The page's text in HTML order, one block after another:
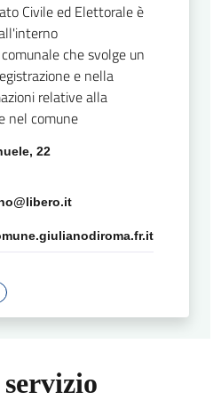
Civile ed Elettorale è
che svolge un
e nella
relative alla
nel comune
22